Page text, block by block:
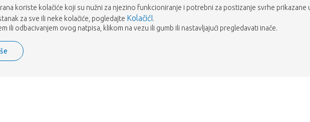
koriste kolačiće koji su nužni za njezino funkcioniranje i potrebni za postizanje svrhe prikazane
za sve ili neke kolačiće, pogledajte KolačićI.
ili odbacivanjem ovog natpisa, klikom na vezu ili gumb ili nastavljajući pregledavati inače.